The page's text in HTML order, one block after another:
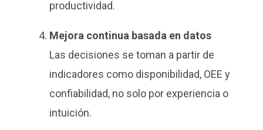
productividad.
Mejora continua basada en datos
Las decisiones se toman a partir de
indicadores como disponibilidad, OEE y
confiabilidad, no solo por experiencia o
intuición.